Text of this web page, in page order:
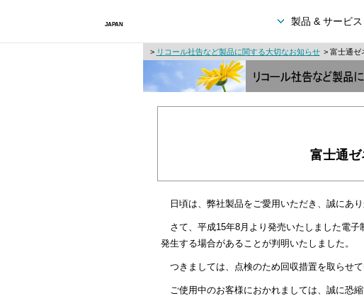
製品 & サービス
> リコール社告など製品に関する大切なお知らせ > 富士通ゼ
富士通
日頃は、弊社製品をご愛用いただき、誠にあり
さて、平成15年8月より発売いたしました電
発生する場合があることが判明いたしました。
つきましては、点検のため回収措置を取らせて
ご使用中のお客様におかれましては、誠に恐